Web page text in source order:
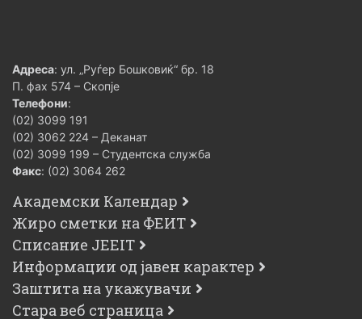
Адреса: ул. „Руѓер Бошковиќ“ бр. 18
П. фах 574 – Скопје
Телефони:
(02) 3099 191
(02) 3062 224 – Деканат
(02) 3099 199 – Студентска служба
Факс: (02) 3064 262
Академски Календар
Жиро сметки на ФЕИТ
Списание JEEIT
Информации од јавен карактер
Заштита на укажувачи
Стара веб страница